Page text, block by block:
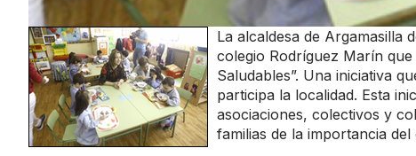
La alcaldesa de Argamasilla
colegio Rodríguez Marín
Saludables”. Una iniciativa
participa la localidad. Esta
asociaciones, colectivos y
familias de la importancia